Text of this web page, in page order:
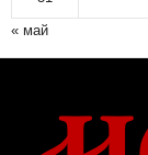
« май